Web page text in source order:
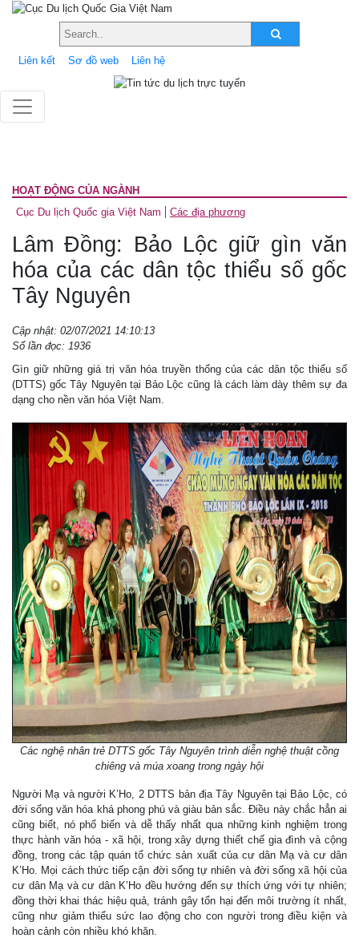
Liên kết Sơ đồ web Liên hệ
HOẠT ĐỘNG CỦA NGÀNH
Cục Du lịch Quốc gia Việt Nam
Các địa phương
Lâm Đồng: Bảo Lộc giữ gìn văn
hóa của các dân tộc thiểu số gốc
Tây Nguyên
Cập nhật: 02/07/2021 14:10:13
Số lần đọc: 1936
Gìn giữ những giá trị văn hóa truyền thống của các dân tộc thiểu số
(DTTS) gốc Tây Nguyên tại Bảo Lộc cũng là cách làm dày thêm sự đa
dạng cho nền văn hóa Việt Nam.
Các nghệ nhân trẻ DTTS gốc Tây Nguyên trình diễn nghệ thuật cồng
chiêng và múa xoang trong ngày hội
Người Mạ và người K’Ho, 2 DTTS bản địa Tây Nguyên tại Bảo Lộc, có
đời sống văn hóa khá phong phú và giàu bản sắc. Điều này chắc hẳn ai
cũng biết, nó phổ biến và dễ thấy nhất qua những kinh nghiệm trong
thực hành văn hóa - xã hội, trong xây dựng thiết chế gia đình và cộng
đồng, trong các tập quán tổ chức sản xuất của cư dân Mạ và cư dân
K’Ho. Mọi cách thức tiếp cận đời sống tự nhiên và đời sống xã hội của
cư dân Mạ và cư dân K’Ho đều hướng đến sự thích ứng với tự nhiên;
đồng thời khai thác hiệu quả, tránh gây tổn hại đến môi trường ít nhất,
cũng như giảm thiểu sức lao động cho con người trong điều kiện và
hoàn cảnh còn nhiều khó khăn.